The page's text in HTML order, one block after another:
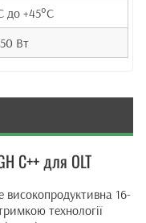
до +45°C
Вт
C++ для OLT
високопродуктивна 16-
технології